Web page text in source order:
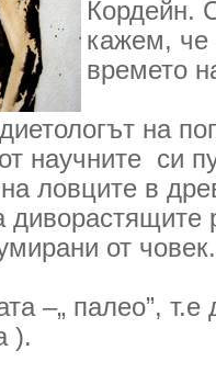
Кордейн.
кажем,
времето
на
научните си
ловците в
диворастящите
от човек.
–„ палео”,
).